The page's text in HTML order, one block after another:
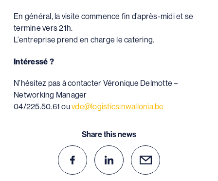
En général, la visite commence fin d’après-midi et se
termine vers 21h.
L’entreprise prend en charge le catering.
Intéressé ?
N’hésitez pas à contacter Véronique Delmotte –
Networking Manager
04/225.50.61 ouvde@logisticsinwallonia.be
Share this news